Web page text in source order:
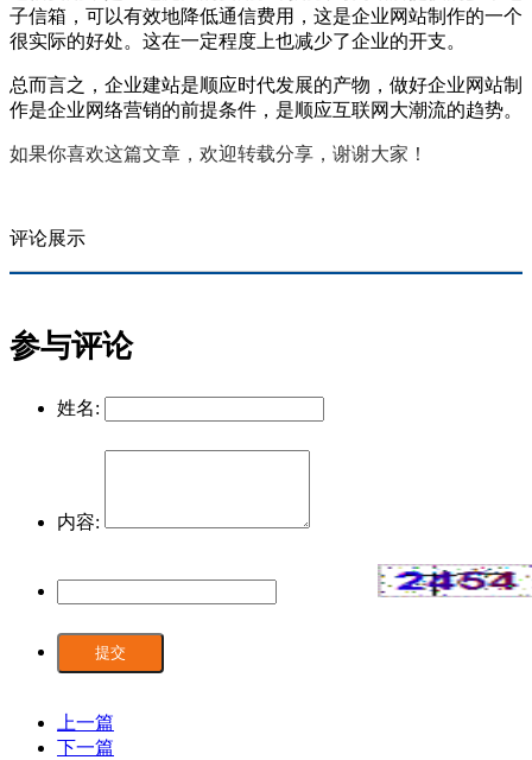
子信箱，可以有效地降低通信费用，这是企业网站制作的一个
很实际的好处。这在一定程度上也减少了企业的开支。
总而言之，企业建站是顺应时代发展的产物，做好企业网站制
作是企业网络营销的前提条件，是顺应互联网大潮流的趋势。
如果你喜欢这篇文章，欢迎转载分享，谢谢大家！
评论展示
参与评论
姓名:
内容:
提交
上一篇
下一篇